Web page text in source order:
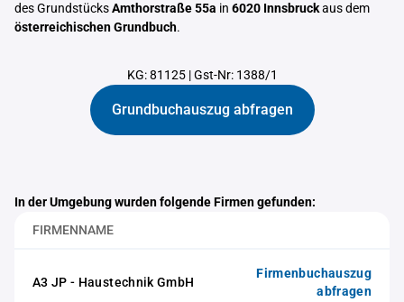
des GrundstücksAmthorstraße 55a in 6020 Innsbruckaus dem
österreichischen Grundbuch.
KG: 81125|Gst-Nr: 1388/1
Grundbuchauszug abfragen
In der Umgebung wurden folgende Firmen gefunden:
FIRMENNAME
A3 JP - Haustechnik GmbH
Firmenbuchauszug
abfragen